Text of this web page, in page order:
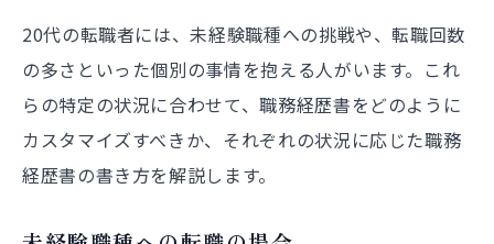
20代の転職者には、未経験職種への挑戦や、転職回数
の多さといった個別の事情を抱える人がいます。これ
らの特定の状況に合わせて、職務経歴書をどのように
カスタマイズすべきか、それぞれの状況に応じた職務
経歴書の書き方を解説します。